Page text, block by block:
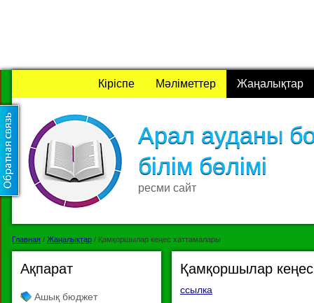
Кіріспе Мәліметтер Жаңалықтар
Арал ауданы
білім бөлімі
ресми сайт
Главная / Жаңалықтар / Қамқоршылар кеңес хаттамалары
Ақпарат
Ашық бюджет
Қамқоршылар
ссылка